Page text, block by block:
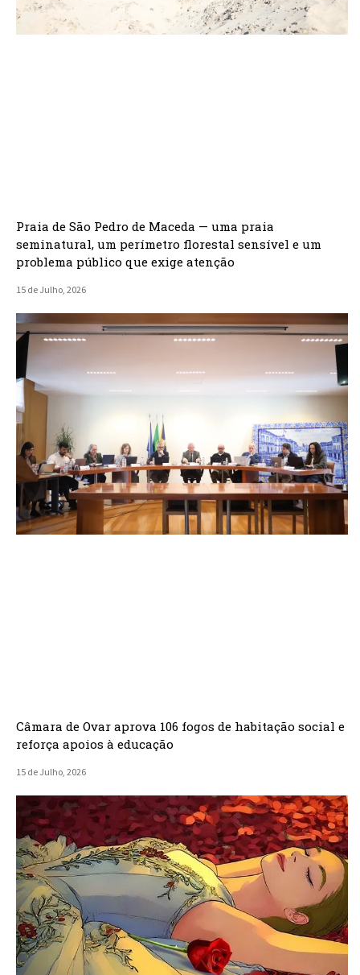
Praia de São Pedro de Maceda — uma praia
seminatural, um perímetro florestal sensível e um
problema público que exige atenção
15 de Julho, 2026
Câmara de Ovar aprova 106 fogos de habitação social e
reforça apoios à educação
15 de Julho, 2026